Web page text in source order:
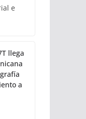
e
llega
a